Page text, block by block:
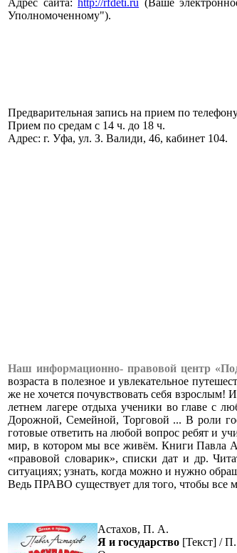
Уполномоченному").
Предварительная запись на прием по
Прием по средам с 14 ч. до 18 ч.
Адрес: г. Уфа, ул. З. Валиди, 46, кабинет 104.
Наш информационно- правовой центр
возраста в полезное и увлекательное
же не хочется почувствовать себя
летнем лагере отдыха ученики во главе с
Дорожной, Семейной, Торговой ... В роли
готовые ответить на любой вопрос ребят и
мир, в котором мы все живём. Книги Павла
«правовой словарик», списки дат и др.
ситуациях; узнать, когда можно и нужно
Ведь ПРАВО существует для того, чтобы все
Астахов, П. А.
Я и государство [Текст] /